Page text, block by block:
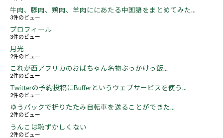
牛肉、豚肉、鶏肉、羊肉ににあたる中国語をまとめてみた...
3件のビュー
プロフィール
3件のビュー
月光
2件のビュー
これが西アフリカのおばちゃん名物ぶっかけっ飯...
2件のビュー
Twitterの予約投稿にBufferというウェブサービスを使う...
2件のビュー
ゆうパックで折りたたみ自転車を送ることができた...
2件のビュー
うんこは恥ずかしくない
2件のビュー